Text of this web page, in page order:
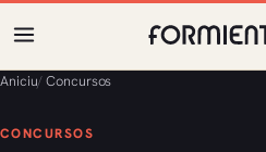
Aniciu/Concursos
CONCURSOS